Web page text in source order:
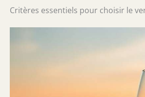
Critères essentiels pour choisir le